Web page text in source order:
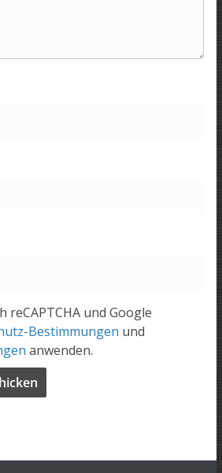
reCAPTCHA und Google
Bestimmungen und
anwenden.